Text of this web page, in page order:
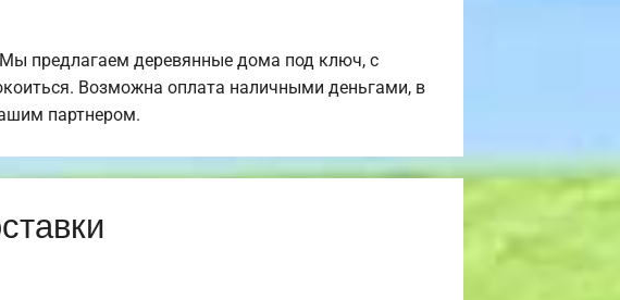
предлагаем деревянные дома под ключ, с
Возможна оплата наличными деньгами, в
партнером.